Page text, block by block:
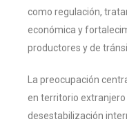
como regulación,
económica y
productores y de
La preocupación
en territorio
desestabilización